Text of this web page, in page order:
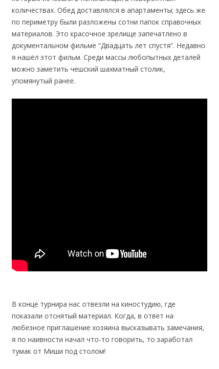
количествах. Обед доставлялся в апартаменты; здесь же
по периметру были разложены сотни папок справочных
материалов. Это красочное зрелище запечатлено в
документальном фильме “Двадцать лет спустя”. Недавно
я нашёл этот фильм. Среди массы любопытных деталей
можно заметить чешский шахматный столик,
упомянутый ранее.
В конце турнира нас отвезли на киностудию, где
показали отснятый материал. Когда, в ответ на
любезное приглашение хозяина высказывать замечания,
я по наивности начал что-то говорить, то заработал
тумак от Миши под столом!